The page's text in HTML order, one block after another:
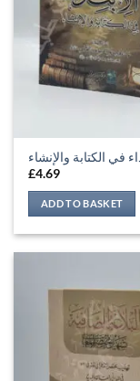
في الكتابة والإنشاء
£4.69
ADD TO BASKET